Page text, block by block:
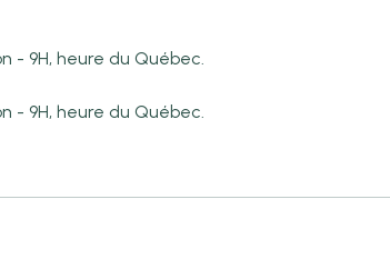
- 9H, heure du Québec.
- 9H, heure du Québec.